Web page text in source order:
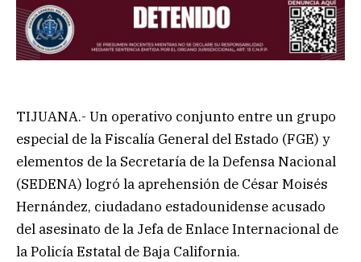
TIJUANA.- Un operativo conjunto entre un grupo
especial de la Fiscalía General del Estado (FGE) y
elementos de la Secretaría de la Defensa Nacional
(SEDENA) logró la aprehensión de César Moisés
Hernández, ciudadano estadounidense acusado
del asesinato de la Jefa de Enlace Internacional de
la Policía Estatal de Baja California.